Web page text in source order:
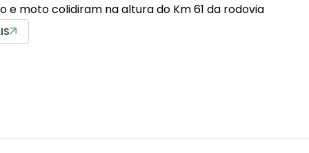
e moto colidiram na altura do Km 61 da rodovia